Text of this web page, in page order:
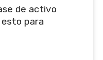
de activo
esto para